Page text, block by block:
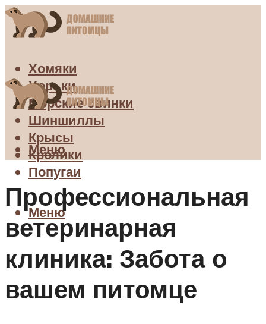
Хомяки
Хорьки
Морские свинки
Шиншиллы
Крысы
Кролики
Попугаи
Меню
Меню
Профессиональная
ветеринарная
клиника: Забота о
вашем питомце